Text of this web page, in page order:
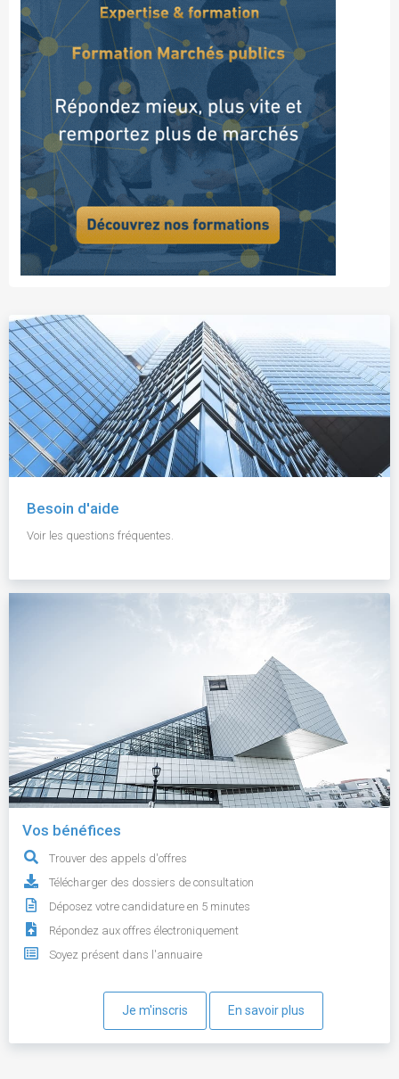
Besoin d'aide
Voir les questions fréquentes.
Vos bénéfices
Trouver des appels d'offres
Télécharger des dossiers de consultation
Déposez votre candidature en 5 minutes
Répondez aux offres électroniquement
Soyez présent dans l'annuaire
Je m'inscris En savoir plus